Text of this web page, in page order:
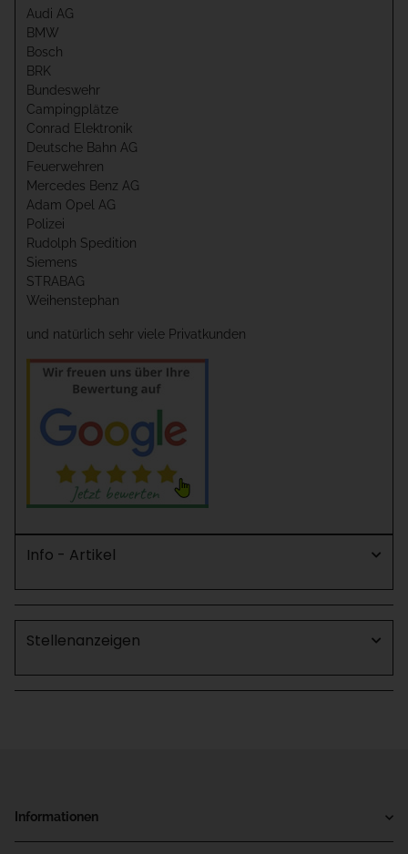
Audi AG
BMW
Bosch
BRK
Bundeswehr
Campingplätze
Conrad Elektronik
Deutsche Bahn AG
Feuerwehren
Mercedes Benz AG
Adam Opel AG
Polizei
Rudolph Spedition
Siemens
STRABAG
Weihenstephan
und natürlich sehr viele Privatkunden
Info - Artikel
Stellenanzeigen
Informationen